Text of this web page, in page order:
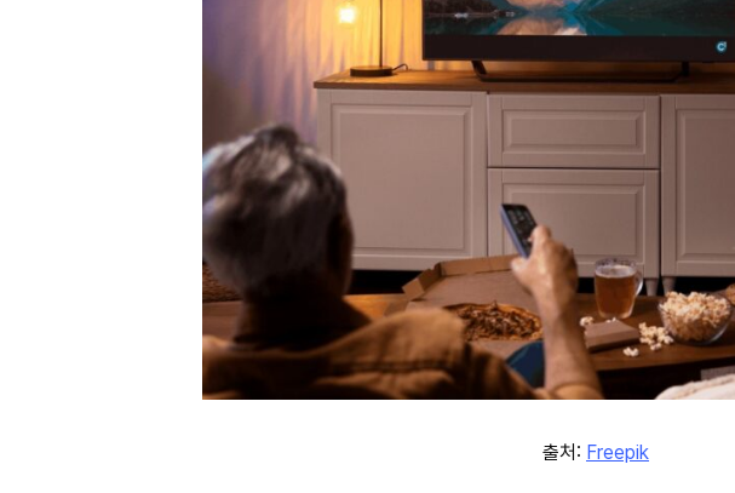
출처: Freepik